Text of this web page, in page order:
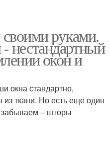
руками.
нестандартный
окон и
окна стандартно,
ткани. Но есть еще один
забываем – шторы